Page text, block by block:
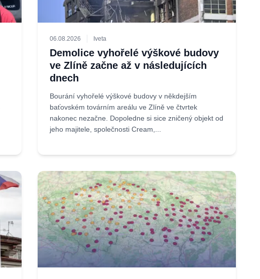
06.08.2026 Iveta
Demolice vyhořelé výškové budovy
ve Zlíně začne až v následujících
dnech
Bourání vyhořelé výškové budovy v někdejším
baťovském továrním areálu ve Zlíně ve čtvrtek
nakonec nezačne. Dopoledne si sice zničený objekt od
jeho majitele, společnosti Cream,...